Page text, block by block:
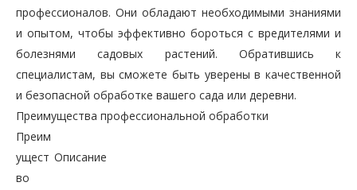
профессионалов. Они обладают необходимыми знаниями
и опытом, чтобы эффективно бороться с вредителями и
болезнями садовых растений. Обратившись к
специалистам, вы сможете быть уверены в качественной
и безопасной обработке вашего сада или деревни.
Преимущества профессиональной обработки
Преим
ущест
во
Описание